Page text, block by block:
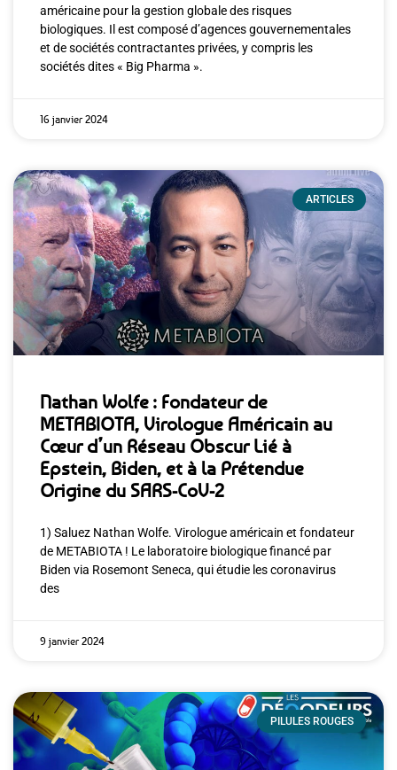
américaine pour la gestion globale des risques
biologiques. Il est composé d’agences gouvernementales
et de sociétés contractantes privées, y compris les
sociétés dites « Big Pharma ».
16 janvier 2024
ARTICLES
Nathan Wolfe : Fondateur de
METABIOTA, Virologue Américain au
Cœur d’un Réseau Obscur Lié à
Epstein, Biden, et à la Prétendue
Origine du SARS-CoV-2
1) Saluez Nathan Wolfe. Virologue américain et fondateur
de METABIOTA ! Le laboratoire biologique financé par
Biden via Rosemont Seneca, qui étudie les coronavirus
des
9 janvier 2024
PILULES ROUGES